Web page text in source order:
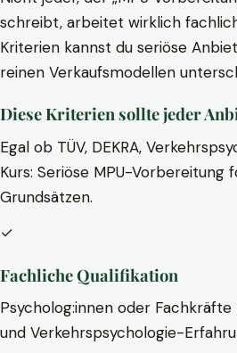
schreibt, arbeitet wirklich
Kriterien kannst du seriöse
reinen Verkaufsmodellen
Diese Kriterien sollte jeder
Egal ob TÜV, DEKRA,
Kurs: Seriöse MPU-
Grundsätzen.
✓
Fachliche Qualifikation
Psycholog:innen oder
und Verkehrspsychologie-